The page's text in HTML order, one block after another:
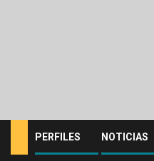
PERFILES NOTICIAS